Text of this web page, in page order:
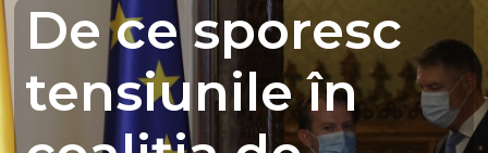
De ce sporesc
tensiunile în